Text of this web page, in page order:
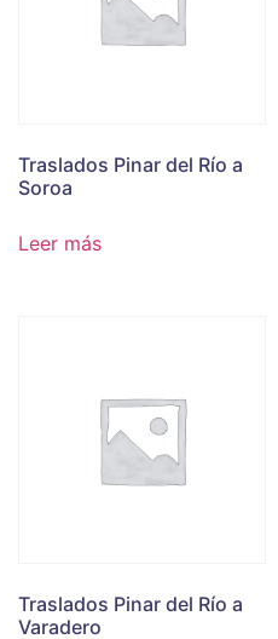
Traslados Pinar del Río a
Soroa
Leer más
Traslados Pinar del Río a
Varadero